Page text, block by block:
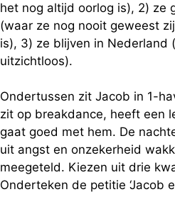
het nog altijd oorlog is), 2) ze
(waar ze nog nooit geweest
is), 3) ze blijven in Nederland
uitzichtloos).
Ondertussen zit Jacob in 1-
zit op breakdance, heeft een
gaat goed met hem. De
uit angst en onzekerheid
meegeteld. Kiezen uit drie
Onderteken de petitie ‘Jacob